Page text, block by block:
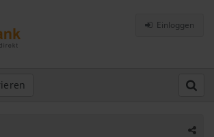
Einloggen